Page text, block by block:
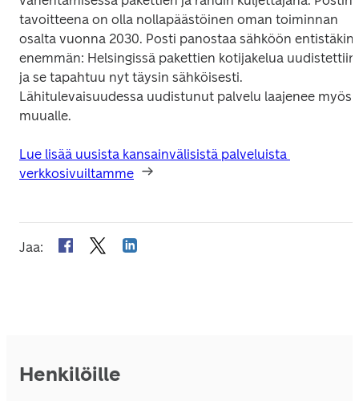
tavoitteena on olla nollapäästöinen oman toiminnan
osalta vuonna 2030. Posti panostaa sähköön entistäkin
enemmän: Helsingissä pakettien kotijakelua uudistettiin,
ja se tapahtuu nyt täysin sähköisesti.
Lähitulevaisuudessa uudistunut palvelu laajenee myös
muualle.
Lue lisää uusista kansainvälisistä palveluista
verkkosivuiltamme
Jaa:
Henkilöille